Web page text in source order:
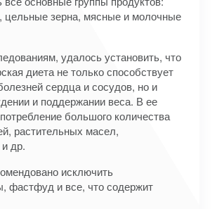
зерна, мясные и молочные
удалось установить, что
диета не только способствует
сердца и сосудов, но и
и поддержании веса. В ее
большого количества
растительных масел,
др.
исключить
фастфуд и все, что содержит